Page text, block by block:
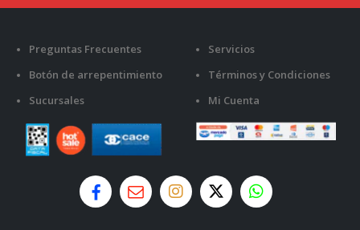
Preguntas Frecuentes
Botón de arrepentimiento
Sucursales
Servicios
Términos y Condiciones
Mi Cuenta